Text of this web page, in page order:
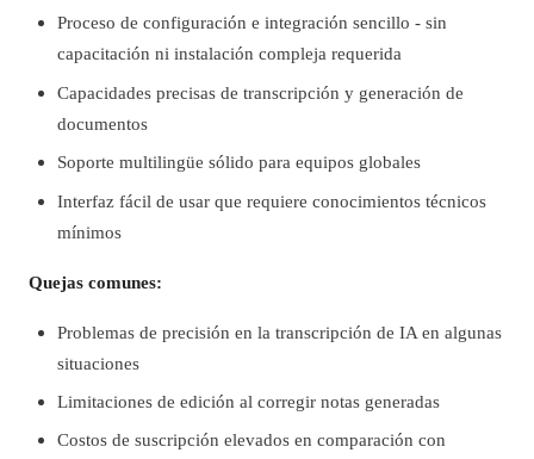
Proceso de configuración e integración sencillo - sin
capacitación ni instalación compleja requerida
Capacidades precisas de transcripción y generación de
documentos
Soporte multilingüe sólido para equipos globales
Interfaz fácil de usar que requiere conocimientos técnicos
mínimos
Quejas comunes:
Problemas de precisión en la transcripción de IA en algunas
situaciones
Limitaciones de edición al corregir notas generadas
Costos de suscripción elevados en comparación con